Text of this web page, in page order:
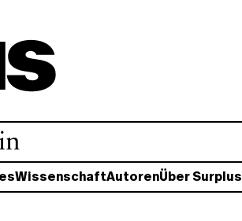
WissenschaftAutorenÜber Surplus